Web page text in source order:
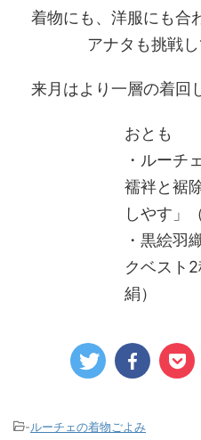
着物にも、洋服にも合
アナタも挑戦し
来月はより一層の着回
おとも
・ルーチ
襦袢と裾
しやす」
・黒絵羽
クベスト
絹）
-ルーチェの着物ごよみ